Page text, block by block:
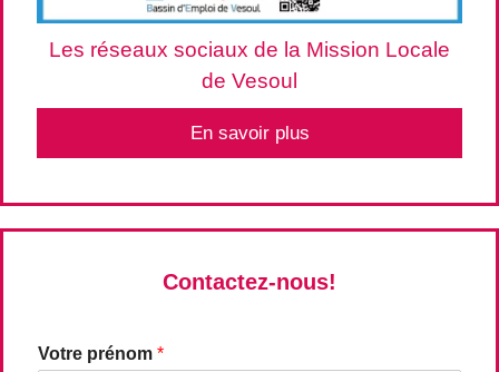
Les réseaux sociaux de la Mission Locale
de Vesoul
En savoir plus
Contactez-nous!
Votre prénom *